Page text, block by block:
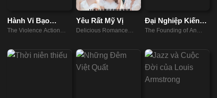
Hành Vi Bạo
Ngược
The Violence Action
Yêu Rất Mỹ Vị
Delicious Romance
Đại Nghiệp Kiến
Quân
The Founding of An